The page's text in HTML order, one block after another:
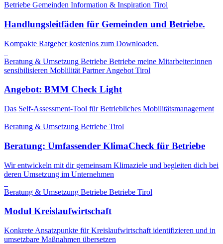
Betriebe Gemeinden Information & Inspiration Tirol
Handlungsleitfäden für Gemeinden und Betriebe.
Kompakte Ratgeber kostenlos zum Downloaden.
Beratung & Umsetzung Betriebe Betriebe meine Mitarbeiter:innen
sensibilisieren Moblilität Partner Angebot Tirol
Angebot: BMM Check Light
Das Self-Assessment-Tool für Betriebliches Mobilitätsmanagement
Beratung & Umsetzung Betriebe Tirol
Beratung: Umfassender KlimaCheck für Betriebe
Wir entwickeln mit dir gemeinsam Klimaziele und begleiten dich bei
deren Umsetzung im Unternehmen
Beratung & Umsetzung Betriebe Betriebe Tirol
Modul Kreislaufwirtschaft
Konkrete Ansatzpunkte für Kreislaufwirtschaft identifizieren und in
umsetzbare Maßnahmen übersetzen